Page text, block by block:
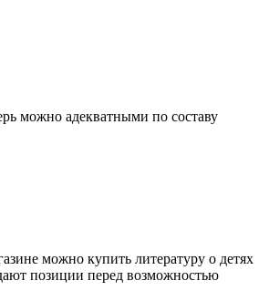
можно адекватными по составу
можно купить литературу о детях
позиции перед возможностью